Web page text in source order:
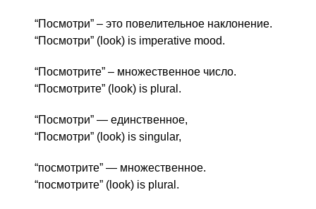
“Посмотри” – это повелительное наклонение.
“Посмотри” (look) is imperative mood.
“Посмотрите” – множественное число.
“Посмотрите” (look) is plural.
“Посмотри” — единственное,
“Посмотри” (look) is singular,
“посмотрите” — множественное.
“посмотрите” (look) is plural.